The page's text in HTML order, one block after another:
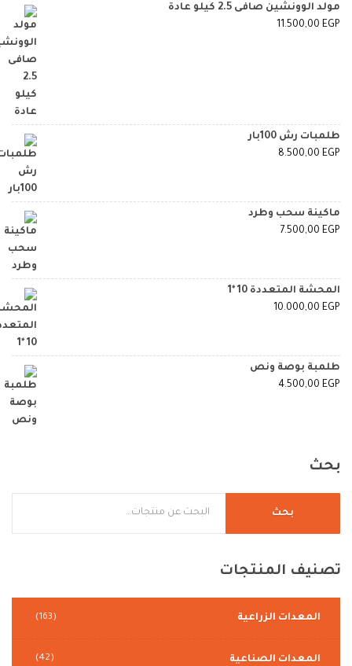
مولد الوونشين صافى 2.5 كيلو عادة
11.500,00 EGP
طلمبات رش 100بار
8.500,00 EGP
ماكينة سحب وطرد
7.500,00 EGP
المحشة المتعددة 10 *1
10.000,00 EGP
طلمبة بوصة ونص
4.500,00 EGP
بحث
بحث
تصنيف المنتجات
المعدات الزراعية (163)
المعدات الصناعية (42)